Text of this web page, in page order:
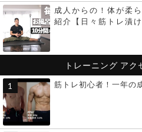
成人からの！体が柔
紹介【日々筋トレ漬
トレーニング アク
筋トレ初心者！一年の